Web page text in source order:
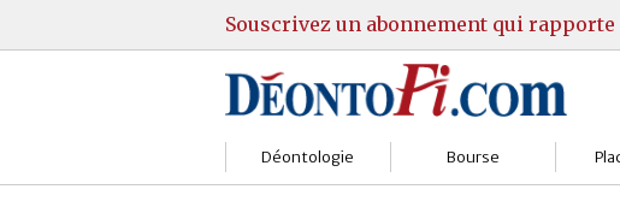
Souscrivez un abonnement qui rapporte
Déontologie Bourse